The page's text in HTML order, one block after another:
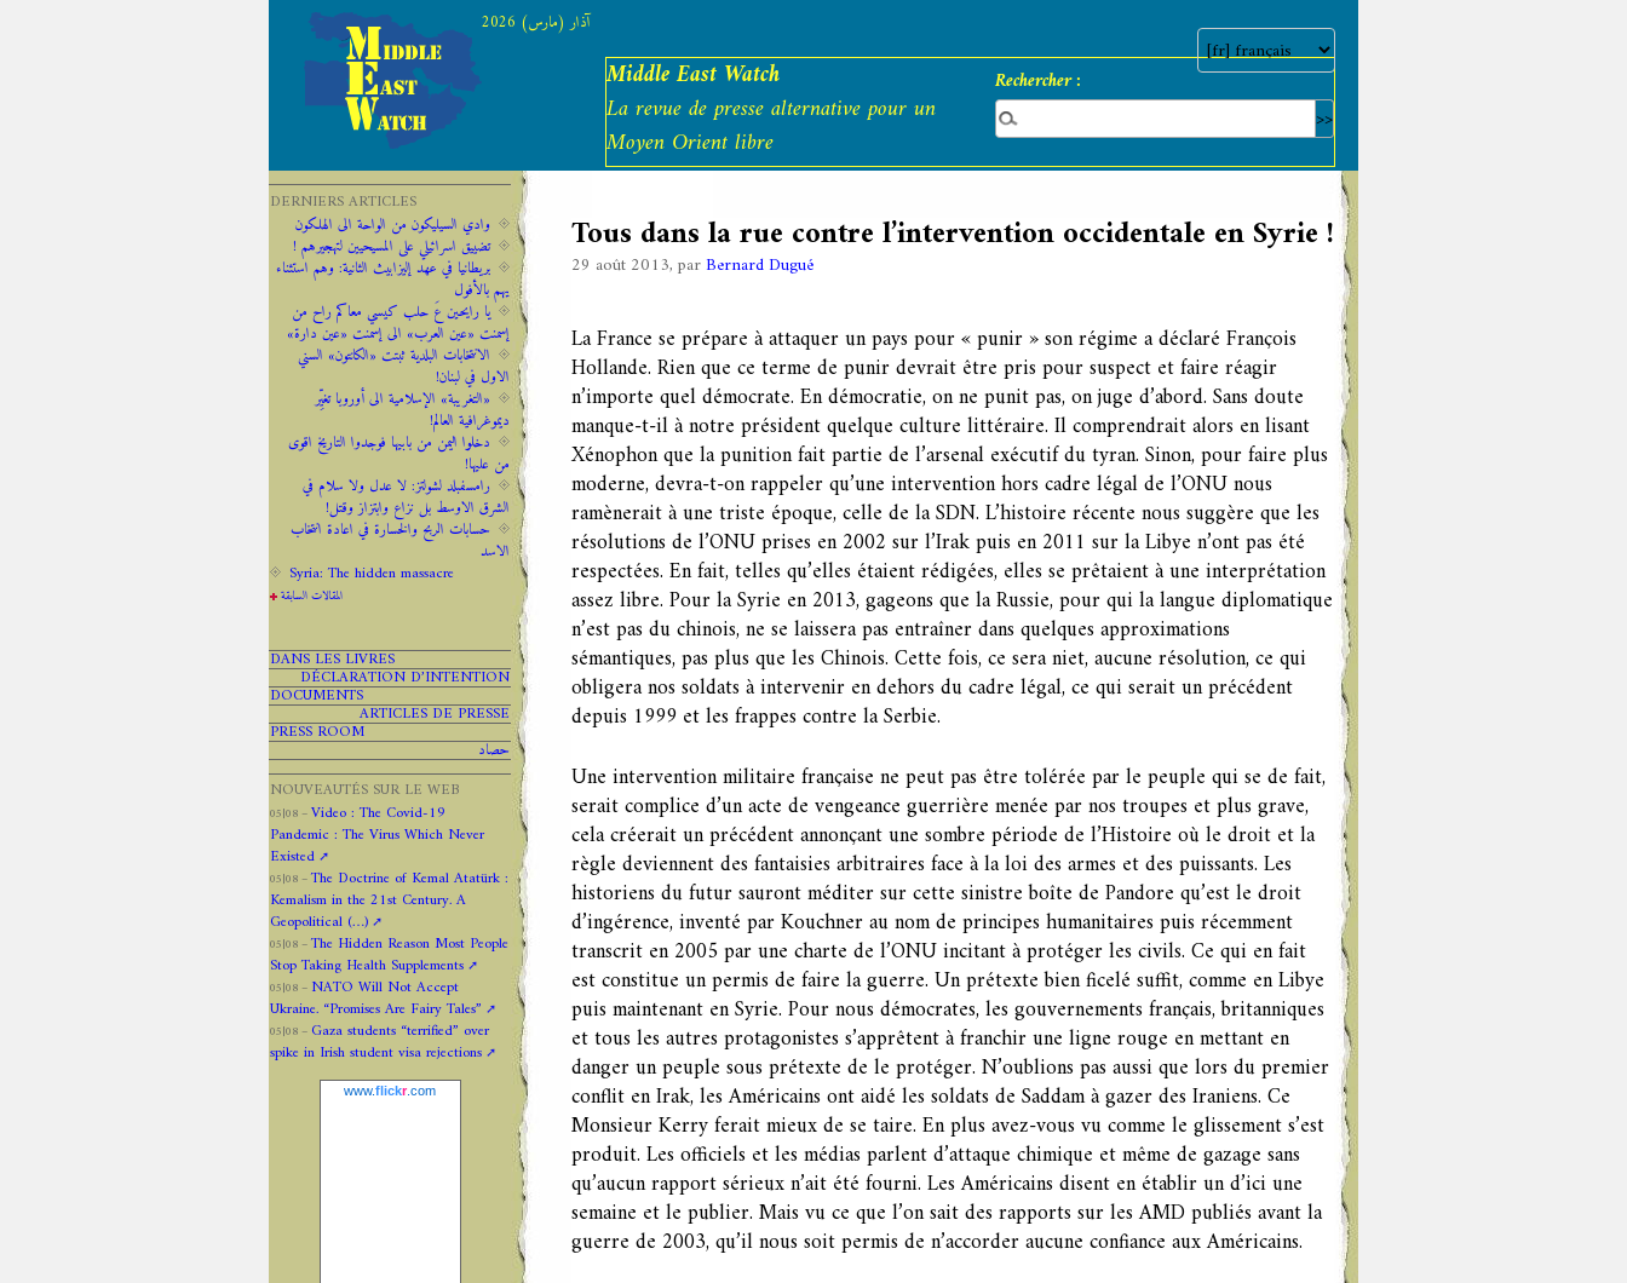
Rechercher :
Middle East Watch
La revue de presse alternative pour un
Moyen Orient libre
آذار (مارس) 2026
Tous dans la rue contre l’intervention occidentale en Syrie !
29 août 2013, parBernard Dugué
La France se prépare à attaquer un pays pour « punir » son régime a déclaré François
Hollande. Rien que ce terme de punir devrait être pris pour suspect et faire réagir
n’importe quel démocrate. En démocratie, on ne punit pas, on juge d’abord. Sans doute
manque-t-il à notre président quelque culture littéraire. Il comprendrait alors en lisant
Xénophon que la punition fait partie de l’arsenal exécutif du tyran. Sinon, pour faire plus
moderne, devra-t-on rappeler qu’une intervention hors cadre légal de l’ONU nous
ramènerait à une triste époque, celle de la SDN. L’histoire récente nous suggère que les
résolutions de l’ONU prises en 2002 sur l’Irak puis en 2011 sur la Libye n’ont pas été
respectées. En fait, telles qu’elles étaient rédigées, elles se prêtaient à une interprétation
assez libre. Pour la Syrie en 2013, gageons que la Russie, pour qui la langue diplomatique
n’est pas du chinois, ne se laissera pas entraîner dans quelques approximations
sémantiques, pas plus que les Chinois. Cette fois, ce sera niet, aucune résolution, ce qui
obligera nos soldats à intervenir en dehors du cadre légal, ce qui serait un précédent
depuis 1999 et les frappes contre la Serbie.
Une intervention militaire française ne peut pas être tolérée par le peuple qui se de fait,
serait complice d’un acte de vengeance guerrière menée par nos troupes et plus grave,
cela créerait un précédent annonçant une sombre période de l’Histoire où le droit et la
règle deviennent des fantaisies arbitraires face à la loi des armes et des puissants. Les
historiens du futur sauront méditer sur cette sinistre boîte de Pandore qu’est le droit
d’ingérence, inventé par Kouchner au nom de principes humanitaires puis récemment
transcrit en 2005 par une charte de l’ONU incitant à protéger les civils. Ce qui en fait
est constitue un permis de faire la guerre. Un prétexte bien ficelé suffit, comme en Libye
puis maintenant en Syrie. Pour nous démocrates, les gouvernements français, britanniques
et tous les autres protagonistes s’apprêtent à franchir une ligne rouge en mettant en
danger un peuple sous prétexte de le protéger. N’oublions pas aussi que lors du premier
conflit en Irak, les Américains ont aidé les soldats de Saddam à gazer des Iraniens. Ce
Monsieur Kerry ferait mieux de se taire. En plus avez-vous vu comme le glissement s’est
produit. Les officiels et les médias parlent d’attaque chimique et même de gazage sans
qu’aucun rapport sérieux n’ait été fourni. Les Américains disent en établir un d’ici une
semaine et le publier. Mais vu ce que l’on sait des rapports sur les AMD publiés avant la
guerre de 2003, qu’il nous soit permis de n’accorder aucune confiance aux Américains.
DERNIERS ARTICLES
وادي السيليكون من الواحة الى الهلكون
تضييق اسرائيلي على المسيحيين لتهجيرهم !
‫‫بريطانيا ‫في ‫عهد‬‬ ‫إليزابيث‬ ‫الثانية:‬‬ ‬‬وهم ‫استثناء
‫يهم‬ ‫بالأفول‬ ‬
يا رايحين عَ حلب كيسي معاكم راح من
إسمنت «عين العرب» الى إسمنت «عين دارة»
الانتخابات البلدية ثبتت «الكانتون» السني
الاول في لبنان!
«التغريبة» الإسلامية الى أوروبا تغيِّر
ديموغرافية العالم!
دخلوا اليمن من بابيها فوجدوا التاريخ اقوى
من عليها!
رامسفبلد لشولتز: لا عدل ولا سلام في
الشرق الاوسط بل نزاع وابتزاز وقتل!
حسابات الربح والخسارة في اعادة انتخاب
الاسد
Syria: The hidden massacre
المقالات السابقة
DANS LES LIVRES
DÉCLARATION D’INTENTION
DOCUMENTS
ARTICLES DE PRESSE
PRESS ROOM
حصاد
NOUVEAUTÉS SUR LE WEB
05|08 –Video : The Covid-19
Pandemic : The Virus Which Never
Existed
05|08 –The Doctrine of Kemal Atatürk :
Kemalism in the 21st Century. A
Geopolitical (…)
05|08 –The Hidden Reason Most People
Stop Taking Health Supplements
05|08 – NATO Will Not Accept
Ukraine. “Promises Are Fairy Tales”
05|08 – Gaza students “terrified” over
spike in Irish student visa rejections
www.flickr.com